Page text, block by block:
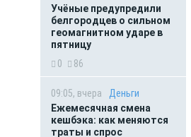
Учёные предупредили
белгородцев о сильном
геомагнитном ударе в
пятницу
0
86
09:05, вчера
Деньги
Ежемесячная смена
кешбэка: как меняются
траты и спрос